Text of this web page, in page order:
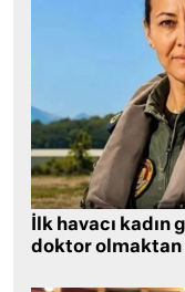
İlk havacı
doktor olmaktan